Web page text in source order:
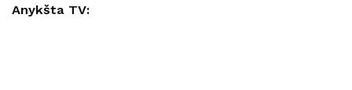
Anykšta TV: